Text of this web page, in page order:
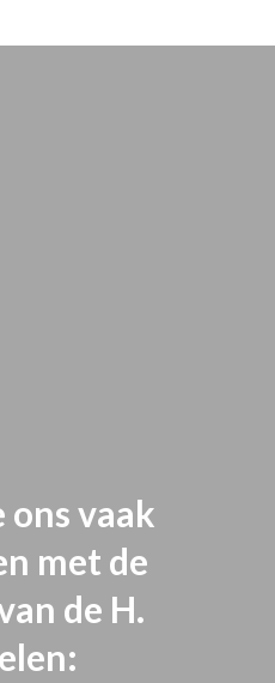
ons vaak
met de
de H.